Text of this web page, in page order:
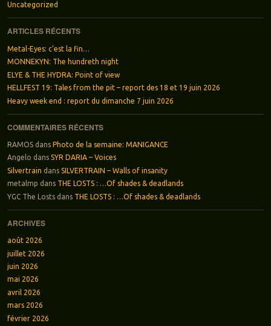
Uncategorized
ARTICLES RÉCENTS
Metal-Eyes: c’est la fin…
MONNEKYN: The hundreth night
ELYE & THE HYDRA: Point of view
HELLFEST 19: Tales from the pit – report des 18 et 19 juin 2026
Heavy week end : report du dimanche 7 juin 2026
COMMENTAIRES RÉCENTS
RAMOSdans Photo de la semaine: MANIGANCE
Angelo dans SYR DARIA – Voices
Silvertrain dans SILVERTRAIN – Walls of insanity
metalmp dans THE LOSTS : …Of shades & deadlands
YGC The Lostsdans THE LOSTS : …Of shades & deadlands
ARCHIVES
août 2026
juillet 2026
juin 2026
mai 2026
avril 2026
mars 2026
février 2026